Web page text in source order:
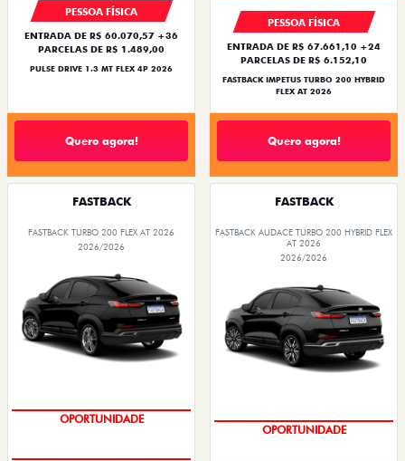
PESSOA FÍSICA
ENTRADA DE R$ 60.070,57 +36
PARCELAS DE R$ 1.489,00
PULSE DRIVE 1.3 MT FLEX 4P 2026
Quero agora!
PESSOA FÍSICA
ENTRADA DE R$ 67.661,10 +24
PARCELAS DE R$ 6.152,10
FASTBACK IMPETUS TURBO 200 HYBRID
FLEX AT 2026
Quero agora!
FASTBACK
FASTBACK TURBO 200 FLEX AT 2026
2026/2026
OPORTUNIDADE
FASTBACK
FASTBACK AUDACE TURBO 200 HYBRID FLEX
AT 2026
2026/2026
OPORTUNIDADE